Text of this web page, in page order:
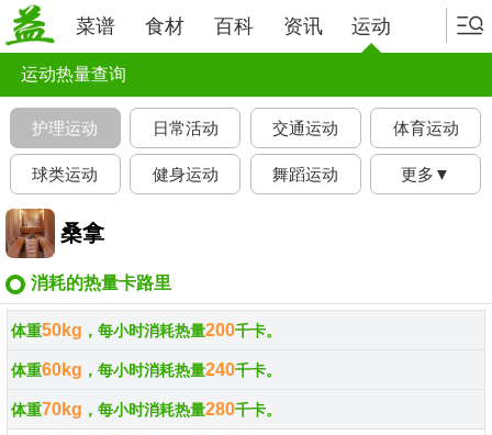
菜谱 食材 百科 资讯 运动
运动热量查询
护理运动 日常活动 交通运动 体育运动
球类运动 健身运动 舞蹈运动 更多▼
桑拿
消耗的热量卡路里
体重50kg ，每小时消耗热量200千卡。
体重60kg ，每小时消耗热量240千卡。
体重70kg ，每小时消耗热量280千卡。